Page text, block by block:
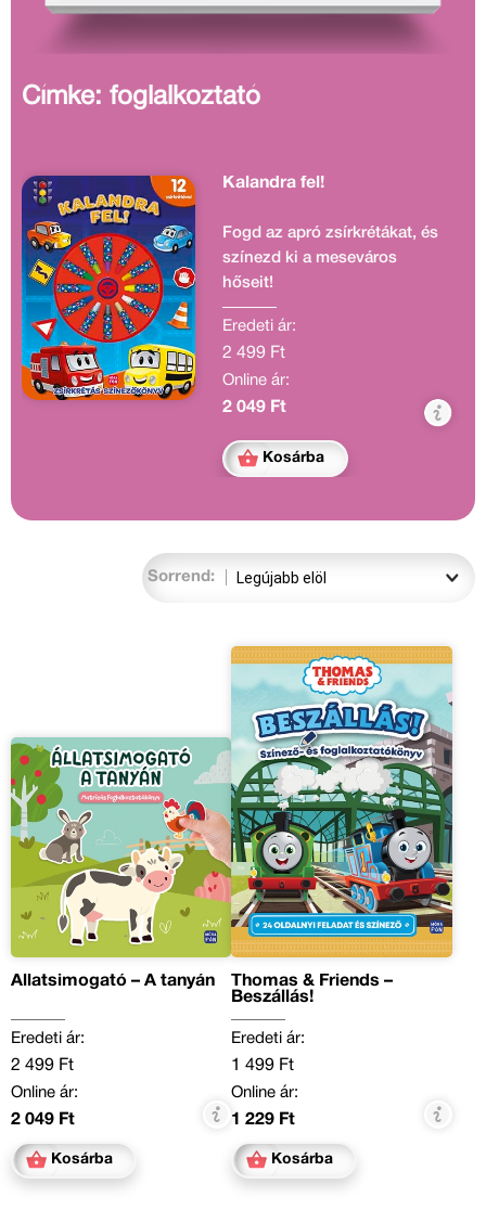
Címke: foglalkoztató
Kalandra fel!
Fogd az apró zsírkrétákat, és
színezd ki a meseváros
hőseit!
Eredeti ár:
2 499 Ft
Online ár:
2 049 Ft
Kosárba
Sorrend:
Állatsimogató – A tanyán
Eredeti ár:
2 499 Ft
Online ár:
2 049 Ft
Kosárba
Thomas & Friends –
Beszállás!
Eredeti ár:
1 499 Ft
Online ár:
1 229 Ft
Kosárba